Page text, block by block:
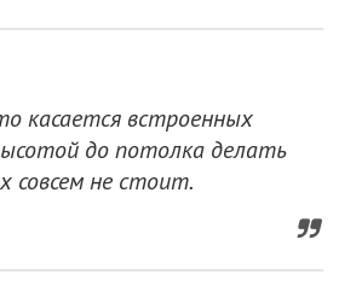
касается встроенных
до потолка делать
совсем не стоит.